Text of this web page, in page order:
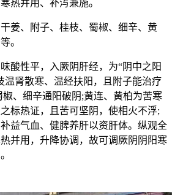
热并用、补泻兼施。
姜、附子、桂枝、蜀椒、细辛、黄
。
酸性平，入厥阴肝经，为“阴中之阳
温肾散寒、温经扶阳，且附子能治疗
、细辛通阳破阴;黄连、黄柏为苦寒
标热证，且苦可坚阴，使相火不浮;
益气血、健脾养肝以资肝体。纵观全
并用，升降协调，故可调厥阴阴阳寒